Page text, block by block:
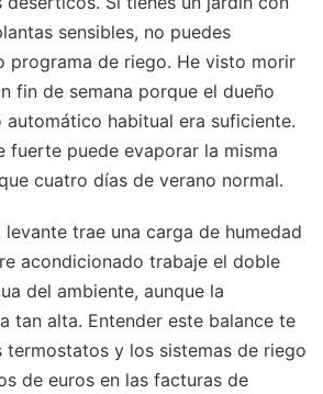
sensibles, no puedes
programa de riego. He visto morir
fin de semana porque el dueño
automático habitual era suficiente.
fuerte puede evaporar la misma
cuatro días de verano normal.
trae una carga de humedad
acondicionado trabaje el doble
del ambiente, aunque la
tan alta. Entender este balance te
termostatos y los sistemas de riego
de euros en las facturas de